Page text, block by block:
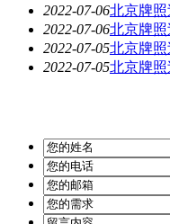
2022-07-06北京牌
2022-07-06北京牌
2022-07-05北京牌
2022-07-05北京牌